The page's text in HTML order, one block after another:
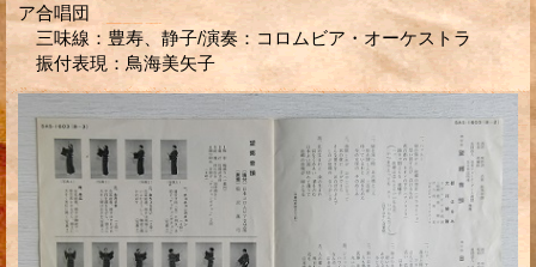
ア合唱団
三味線：豊寿、静子/演奏：コロムビア・オーケストラ
振付表現：鳥海美矢子